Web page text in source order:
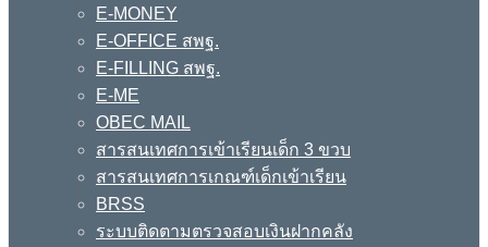
E-MONEY
E-OFFICE สพฐ.
E-FILLING สพฐ.
E-ME
OBEC MAIL
สารสนเทศการเข้าเรียนเด็ก 3 ขวบ
สารสนเทศการเกณฑ์เด็กเข้าเรียน
BRSS
ระบบติดตามตรวจสอบเงินฝากคลัง